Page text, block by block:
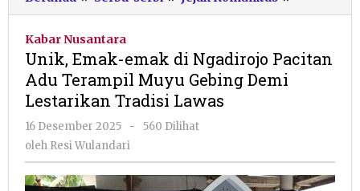
Emak-
Ngadirojo
Demi
Lestarikan
Kabar Nusantara
Unik, Emak-emak di Ngadirojo Pacitan
Adu Terampil Muyu Gebing Demi
Lestarikan Tradisi Lawas
16 Desember 2025
oleh
Resi
-
560 Dilihat
oleh Resi Wulandari